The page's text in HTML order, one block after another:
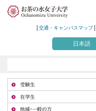
交通・キャンパスマップ
日本語